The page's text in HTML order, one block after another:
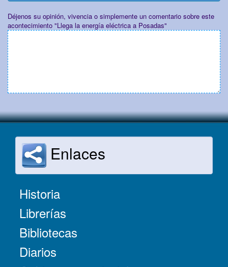
Déjenos su opinión, vivencia o simplemente un comentario sobre este
acontecimiento "Llega la energía eléctrica a Posadas"
Enlaces
Historia
Librerías
Bibliotecas
Diarios